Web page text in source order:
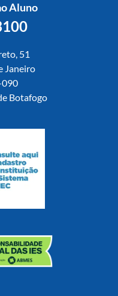
Aluno
51
Janeiro
090
Botafogo